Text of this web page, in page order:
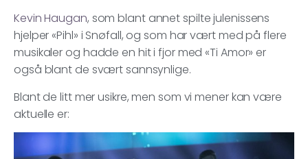
Kevin Haugan, som blant annet spilte julenissens
hjelper «Pihl» i Snøfall, og som har vært med på flere
musikaler og hadde en hit i fjor med «Ti Amor» er
også blant de svært sannsynlige.
Blant de litt mer usikre, men som vi mener kan være
aktuelle er: